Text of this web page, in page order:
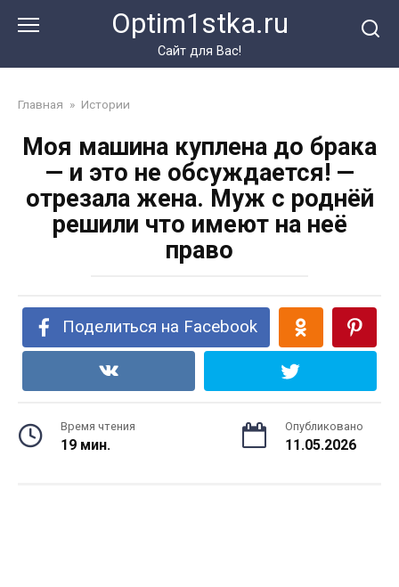
Optim1stka.ru
Сайт для Вас!
Главная » Истории
Моя машина куплена до брака
— и это не обсуждается! —
отрезала жена. Муж с роднёй
решили что имеют на неё
право
Поделиться на Facebook
Время чтения
19 мин.
Опубликовано
11.05.2026